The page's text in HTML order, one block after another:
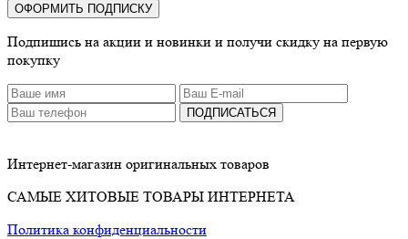
ОФОРМИТЬ ПОДПИСКУ
Подпишись на акции и новинки и получи скидку на первую
покупку
ПОДПИСАТЬСЯ
Интернет-магазин оригинальных товаров
САМЫЕ ХИТОВЫЕ ТОВАРЫ ИНТЕРНЕТА
Политика конфиденциальности